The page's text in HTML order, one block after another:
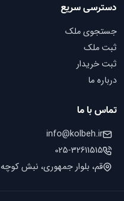
دسترسی سریع
جستجوی ملک
ثبت ملک
ثبت خریدار
درباره ما
تماس با ما
info@kolbeh.ir
025-32611515
قم، بلوار جمهوری، نبش کوچه 42، پلاک 160